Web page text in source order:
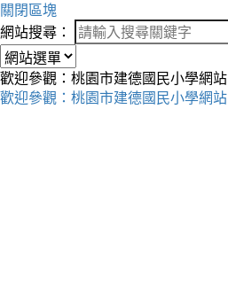
關閉區塊
網站搜尋：
歡迎參觀：桃園市建德國民小學網站
歡迎參觀：桃園市建德國民小學網站